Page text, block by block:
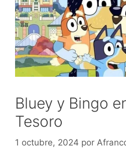
Bluey y Bingo
Tesoro
1 octubre, 2024 por